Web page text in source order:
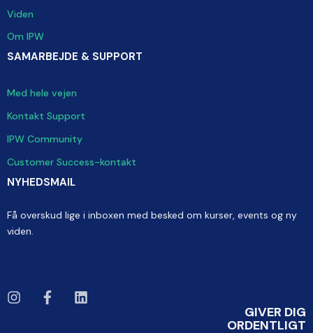
Viden
Om IPW
SAMARBEJDE & SUPPORT
Med hele vejen
Kontakt Support
IPW Community
Customer Success-kontakt
NYHEDSMAIL
Få overskud lige i inboxen med besked om kurser, events og ny
viden.
GIVER DIG
ORDENTLIGT